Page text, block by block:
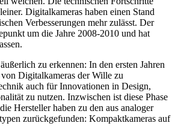
Digitalkameras haben einen Stand
Verbesserungen mehr zulässt. Der
um die Jahre 2008-2010 und hat
zu erkennen: In den ersten Jahren
Digitalkameras der Wille zu
auch für Innovationen in Design,
zu nutzen. Inzwischen ist diese Phase
Hersteller haben zu den aus analoger
zurückgefunden: Kompaktkameras auf